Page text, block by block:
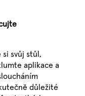
svůj stůl,
aplikace a
důležité